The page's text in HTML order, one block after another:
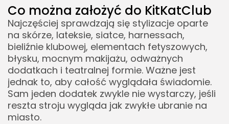
Co można założyć do KitKatClub
Najczęściej sprawdzają się stylizacje oparte
na skórze, lateksie, siatce, harnessach,
bieliźnie klubowej, elementach fetyszowych,
błysku, mocnym makijażu, odważnych
dodatkach i teatralnej formie. Ważne jest
jednak to, aby całość wyglądała świadomie.
Sam jeden dodatek zwykle nie wystarczy, jeśli
reszta stroju wygląda jak zwykłe ubranie na
miasto.